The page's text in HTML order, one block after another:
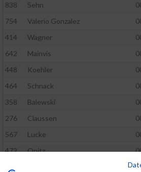
838
Sehn
754
Valerio Gonzalez
414
Wagner
642
Mainvis
448
Koehler
464
Schnack
358
Balewski
276
Claussen
567
Lucke
472
Opitz